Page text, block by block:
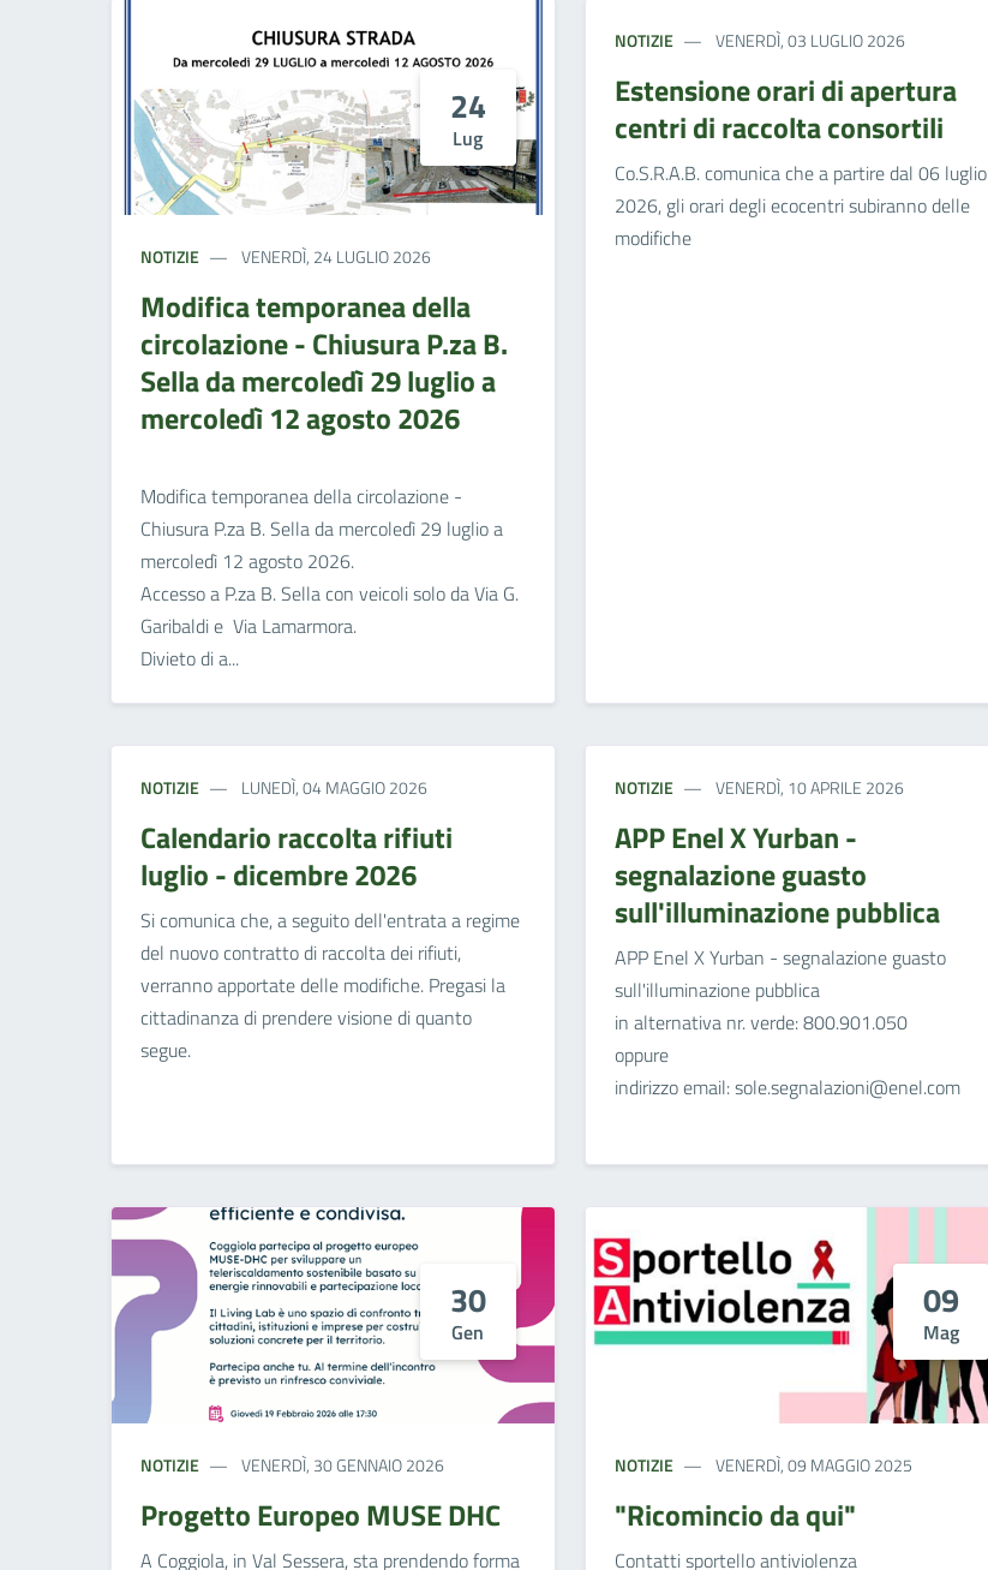
24
Lug
NOTIZIE VENERDÌ, 24 LUGLIO 2026
Modifica temporanea della
circolazione - Chiusura P.za B.
Sella da mercoledì 29 luglio a
mercoledì 12 agosto 2026
Modifica temporanea della circolazione -
Chiusura P.za B. Sella da mercoledì 29 luglio a
mercoledì 12 agosto 2026.
Accesso a P.za B. Sella con veicoli solo da Via G.
Garibaldi e Via Lamarmora.
Divieto di a...
NOTIZIE VENERDÌ, 03 LUGLIO 2026
Estensione orari di apertura
centri di raccolta consortili
Co.S.R.A.B. comunica che a partire dal 06 luglio
2026, gli orari degli ecocentri subiranno delle
modifiche
NOTIZIE LUNEDÌ, 04 MAGGIO 2026
Calendario raccolta rifiuti
luglio - dicembre 2026
Si comunica che, a seguito dell'entrata a regime
del nuovo contratto di raccolta dei rifiuti,
verranno apportate delle modifiche. Pregasi la
cittadinanza di prendere visione di quanto
segue.
NOTIZIE VENERDÌ, 10 APRILE 2026
APP Enel X Yurban -
segnalazione guasto
sull'illuminazione pubblica
APP Enel X Yurban - segnalazione guasto
sull'illuminazione pubblica
in alternativa nr. verde: 800.901.050
oppure
indirizzo email: sole.segnalazioni@enel.com
30
Gen
NOTIZIE VENERDÌ, 30 GENNAIO 2026
Progetto Europeo MUSE DHC
A Coggiola, in Val Sessera, sta prendendo forma
09
Mag
NOTIZIE VENERDÌ, 09 MAGGIO 2025
"Ricomincio da qui"
Contatti sportello antiviolenza